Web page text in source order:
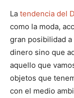
La tendencia del
como la moda,
gran posibilidad
dinero sino que
aquello que
objetos que
con el medio